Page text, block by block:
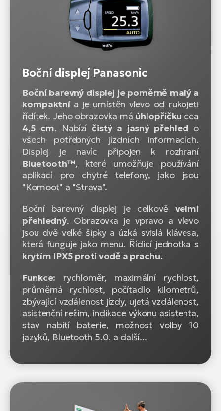
Boční displej Panasonic
Boční barevný displej je poměrně malý a
kompaktní a je umístěn vlevo od rukojeti
řídítek. Jeho obrazovka má úhlopříčku cca
4,5 cm. Nabízí čistý a jasný přehled o
všech potřebných jízdních informacích.
Displej je navíc připojen k rozhraní
Bluetooth™, které umožňuje používání
aplikací pro chytré telefony, jako jsou
"Komoot" a "Strava".
Boční barevný displej je celkově velmi
přehledný. Obrazovka je vpravo a vlevo
jsou dvě velké šipky a úzká svislá klávesa,
která funguje jako menu. Řídicí jednotka s
krytím IPX5 proti vodě a prachu.
Funkce: rychloměr, maximální rychlost,
průměrná rychlost, počítadlo kilometrů,
zbývající vzdálenost jízdy, ujetá vzdálenost,
asistenční režim, indikace výkonu asistenta,
stav nabití baterie, možnost volby 10
jazyků, Bluetooth 5.0. a další...